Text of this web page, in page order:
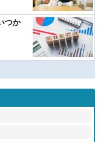
つか